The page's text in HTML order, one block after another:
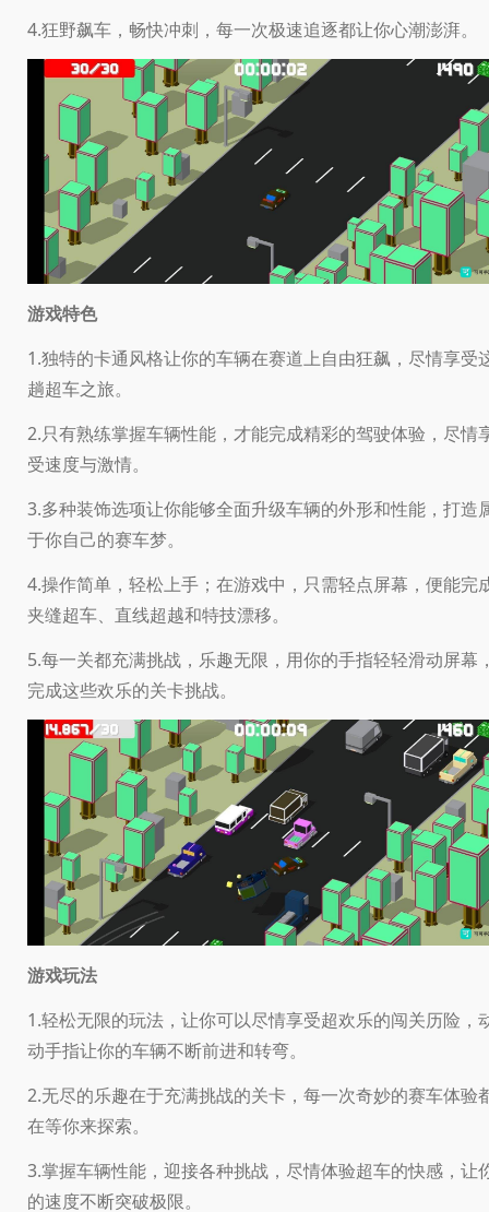
4.狂野飙车，畅快冲刺，每一次极速追逐都让你心潮澎湃。
游戏特色
1.独特的卡通风格让你的车辆在赛道上自由狂飙，尽情享受
趟超车之旅。
2.只有熟练掌握车辆性能，才能完成精彩的驾驶体验，尽情
受速度与激情。
3.多种装饰选项让你能够全面升级车辆的外形和性能，打造
于你自己的赛车梦。
4.操作简单，轻松上手；在游戏中，只需轻点屏幕，便能完
夹缝超车、直线超越和特技漂移。
5.每一关都充满挑战，乐趣无限，用你的手指轻轻滑动屏幕
完成这些欢乐的关卡挑战。
游戏玩法
1.轻松无限的玩法，让你可以尽情享受超欢乐的闯关历险，
动手指让你的车辆不断前进和转弯。
2.无尽的乐趣在于充满挑战的关卡，每一次奇妙的赛车体验
在等你来探索。
3.掌握车辆性能，迎接各种挑战，尽情体验超车的快感，让
的速度不断突破极限。